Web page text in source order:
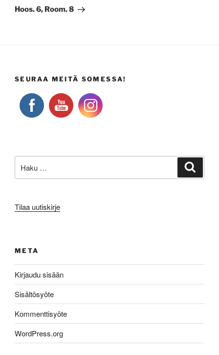
artikkeli
Hoos. 6, Room. 8
SEURAA MEITÄ SOMESSA!
Tilaa uutiskirje
META
Kirjaudu sisään
Sisältösyöte
Kommenttisyöte
WordPress.org